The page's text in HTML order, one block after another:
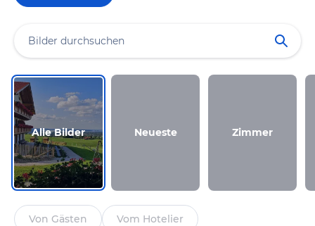
Alle Bilder Neueste Zimmer
Von Gästen Vom Hotelier